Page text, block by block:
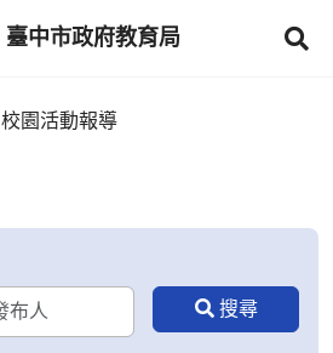
臺中市政府教育局
校園活動報導